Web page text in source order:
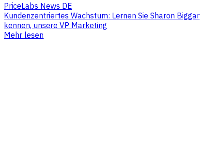
PriceLabs News DE
Kundenzentriertes Wachstum: Lernen Sie Sharon Biggar
kennen, unsere VP Marketing
Mehr lesen